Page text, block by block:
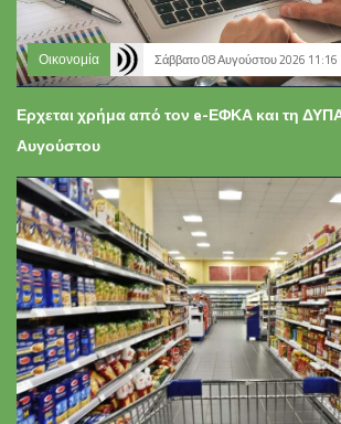
Οικονομία Σάββατο 08 Αυγούστου 2026 11:16
Ερχεται χρήμα από τον e-ΕΦΚΑ και τη ΔΥΠΑ
Αυγούστου